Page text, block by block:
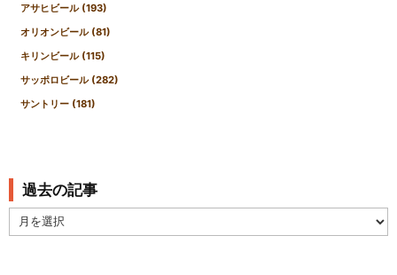
アサヒビール (193)
オリオンビール (81)
キリンビール (115)
サッポロビール (282)
サントリー (181)
過去の記事
去